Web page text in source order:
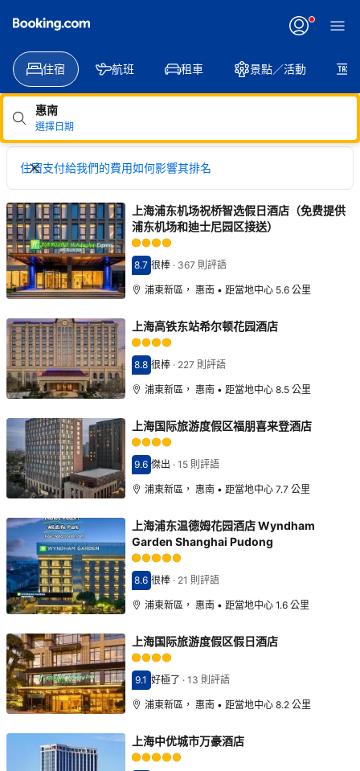
住宿 航班 租車 景點／活動
惠南
選擇日期
住宿支付給我們的費用如何影響其排名
上海浦东机场祝桥智选假日酒店（免费提供
浦东机场和迪士尼园区接送）
分數8.7分
8.7 很棒· 367 則評語
浦東新區， 惠南 • 距當地中心 5.6 公里
上海高铁东站希尔顿花园酒店
分數8.8分
8.8 很棒· 227 則評語
浦東新區， 惠南 • 距當地中心 8.5 公里
上海国际旅游度假区福朋喜来登酒店
分數9.6分
9.6 傑出 · 15 則評語
浦東新區， 惠南 • 距當地中心 7.7 公里
上海浦东温德姆花园酒店 Wyndham
Garden Shanghai Pudong
分數8.6分
8.6 很棒· 21 則評語
浦東新區， 惠南 • 距當地中心 1.6 公里
上海国际旅游度假区假日酒店
分數9.1分
9.1 好極了 · 13 則評語
浦東新區， 惠南 • 距當地中心 8.2 公里
上海中优城市万豪酒店